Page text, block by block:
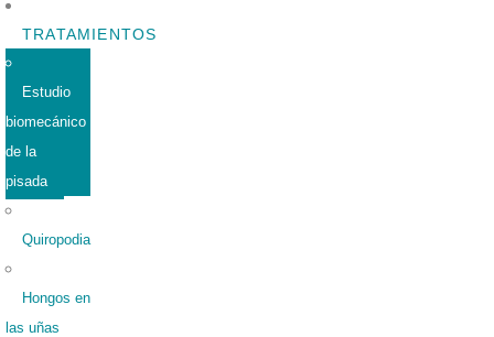
TRATAMIENTOS
Estudio
biomecánico
de la
pisada
Quiropodia
Hongos en
las uñas